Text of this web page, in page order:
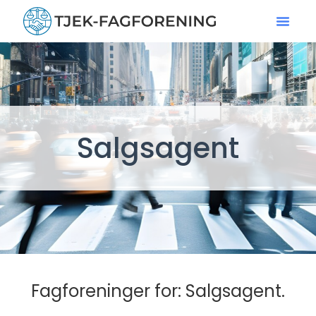
Salgsagent
Fagforeninger for: Salgsagent.